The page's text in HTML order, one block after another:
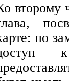
второму
по